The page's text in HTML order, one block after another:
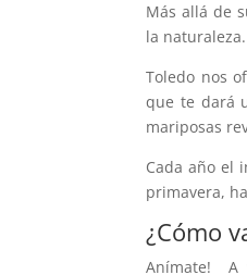
Más allá de
la naturaleza.
Toledo nos
que te dará
mariposas
Cada año el
primavera,
¿Cómo
Anímate! A